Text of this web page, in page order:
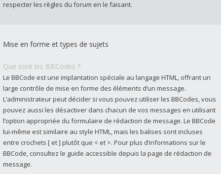
respecter les règles du forum en le faisant.
Mise en forme et types de sujets
Que sont les BBCodes ?
Le BBCode est une implantation spéciale au langage HTML, offrant un
large contrôle de mise en forme des éléments d’un message.
L’administrateur peut décider si vous pouvez utiliser les BBCodes, vous
pouvez aussi les désactiver dans chacun de vos messages en utilisant
l’option appropriée du formulaire de rédaction de message. Le BBCode
lui-même est similaire au style HTML, mais les balises sont incluses
entre crochets [ et ] plutôt que < et >. Pour plus d’informations sur le
BBCode, consultez le guide accessible depuis la page de rédaction de
message.